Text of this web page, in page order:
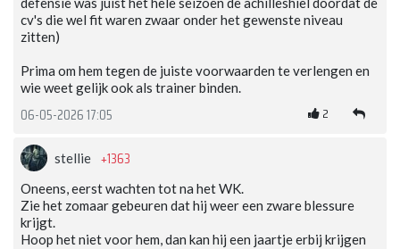
cv's die wel fit waren zwaar onder het gewenste niveau
zitten)
Prima om hem tegen de juiste voorwaarden te verlengen en
wie weet gelijk ook als trainer binden.
06-05-2026 17:05 2
stellie +1363
Oneens, eerst wachten tot na het WK.
Zie het zomaar gebeuren dat hij weer een zware blessure
krijgt.
Hoop het niet voor hem, dan kan hij een jaartje erbij krijgen